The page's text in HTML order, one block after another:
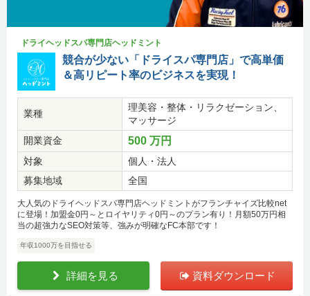
ドライヘッドスパ専門店ヘッドミント
競合が少ない「ドライスパ専門店」で高単価
＆高リピート率のビジネスを実現！
業種
理美容・整体・リラクゼーション、
マッサージ
開業資金
500 万円
対象
個人・法人
募集地域
全国
大人気のドライヘッドスパ専門店ヘッドミントがフランチャイズ比較net
に登場！加盟金0円～とロイヤリティ0円～のプラン有り！月額50万円相
当の超強力なSEO対策等、強みが明確なFC本部です！
年収1000万を目指せる
詳細を見る 資料ダウンロード